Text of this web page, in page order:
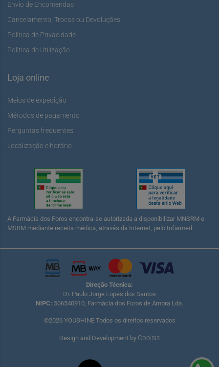
Envio de Encomendas
Cancelamento, Trocas ou Devoluções
Política de Privacidade
Política de Utilização
Loja online
Meios de expedição
Métodos de pagamento
Perguntas frequentes
Localização e horário
A Farmácia dos Foros encontra-se autorizada a disponibilizar MNSRM e
MSRM mediante receita médica, através da Internet, pelo Infarmed
Direção Técnica:
Dr. Paulo Jorge Lopes dos Santos
NIPC: 506540910, Farmácia dos Foros de Amora Lda.
©2026 YOUSHINE Todos os direitos reservados
Design and Development by Coolsis